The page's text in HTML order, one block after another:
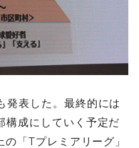
発表した。最終的には
構成にしていく予定だ
「Tプレミアリーグ」